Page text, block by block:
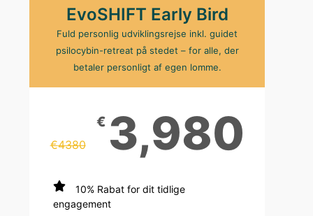
EvoSHIFT Early Bird
Fuld personlig udviklingsrejse inkl. guidet
psilocybin-retreat på stedet – for alle, der
betaler personligt af egen lomme.
€4380
€ 3,980
10% Rabat for dit tidlige
engagement